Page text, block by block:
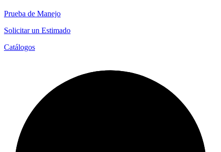
Prueba de Manejo
Solicitar un Estimado
Catálogos